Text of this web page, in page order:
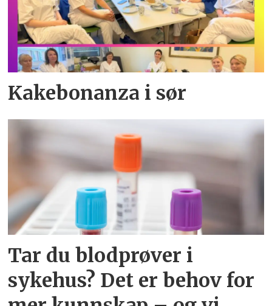
Kakebonanza i sør
Tar du blodprøver i
sykehus? Det er behov for